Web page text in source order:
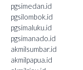
pgsimedan.id
pgsilombok.id
pgsimaluku.id
pgsimanado.id
akmilsumbar.id
akmilpapua.id